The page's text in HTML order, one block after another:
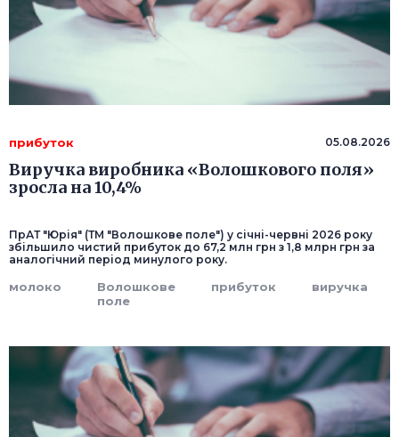
прибуток 05.08.2026
Виручка виробника «Волошкового поля»
зросла на 10,4%
ПрАТ "Юрія" (ТМ "Волошкове поле") у січні-червні 2026 року
збільшило чистий прибуток до 67,2 млн грн з 1,8 млрн грн за
аналогічний період минулого року.
молоко
Волошкове
поле
прибуток виручка